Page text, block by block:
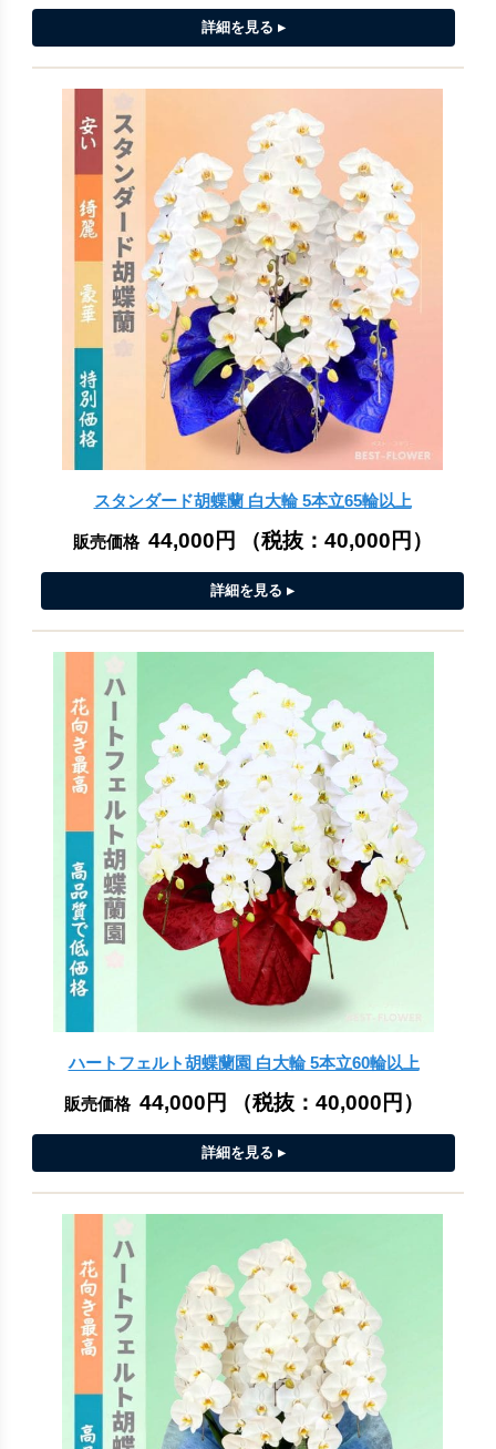
スタンダード胡蝶蘭 白大輪 5本立65輪以上
販売価格 44,000円 （税抜： 40,000円 ）
ハートフェルト胡蝶蘭園 白大輪 5本立60輪以上
販売価格 44,000円 （税抜： 40,000円 ）